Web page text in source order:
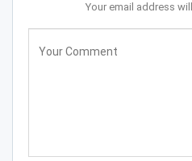
Your email address